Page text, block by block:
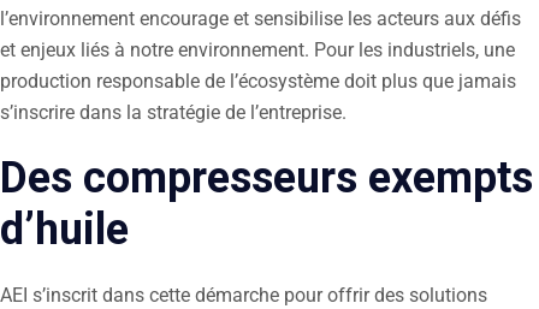
l’environnement encourage et sensibilise les acteurs aux défis
et enjeux liés à notre environnement. Pour les industriels, une
production responsable de l’écosystème doit plus que jamais
s’inscrire dans la stratégie de l’entreprise.
Des compresseurs exempts
d’huile
AEI s’inscrit dans cette démarche pour offrir des solutions